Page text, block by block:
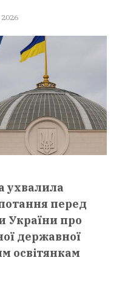
ухвалила
перед
України про
державної
освітянкам